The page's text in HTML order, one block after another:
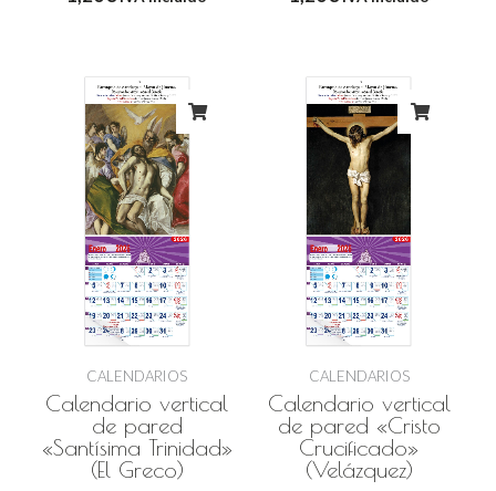
CALENDARIOS
Calendario vertical
de pared
«Santísima Trinidad»
(El Greco)
CALENDARIOS
Calendario vertical
de pared «Cristo
Crucificado»
(Velázquez)